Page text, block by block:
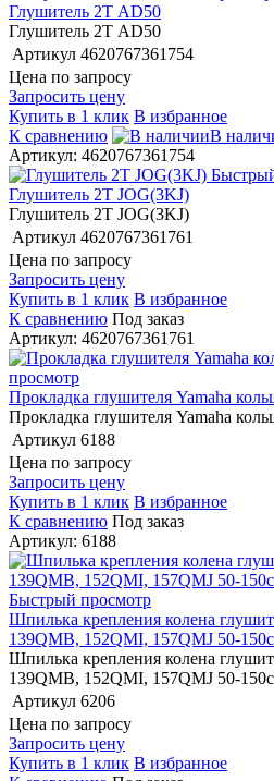
Глушитель 2Т AD50
Глушитель 2Т AD50
Артикул 4620767361754
Цена по запросу
Запросить цену
Купить в 1 клик В избранное
К сравнению
В
Артикул: 4620767361754
Глушитель 2Т JOG(3KJ)
Глушитель 2Т JOG(3KJ)
Артикул 4620767361761
Цена по запросу
Запросить цену
Купить в 1 клик В избранное
К сравнению Под заказ
Артикул: 4620767361761
просмотр
Прокладка глушителя Yamaha
Прокладка глушителя Yamaha
Артикул 6188
Цена по запросу
Запросить цену
Купить в 1 клик В избранное
К сравнению Под заказ
Артикул: 6188
Быстрый просмотр
Шпилька крепления колена
139QMB, 152QMI, 157QMJ 50-
Шпилька крепления колена
139QMB, 152QMI, 157QMJ 50-
Артикул 6206
Цена по запросу
Запросить цену
Купить в 1 клик В избранное